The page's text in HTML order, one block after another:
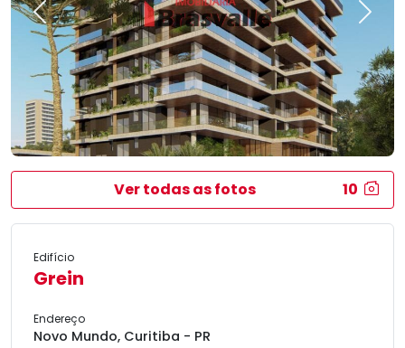
Previous Next
Ver todas as fotos 10
Edifício
Grein
Endereço
Novo Mundo, Curitiba - PR